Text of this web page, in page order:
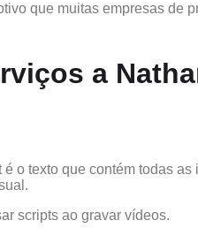
que muitas empresas de
a
é o texto que contém todas
scripts ao gravar vídeos.